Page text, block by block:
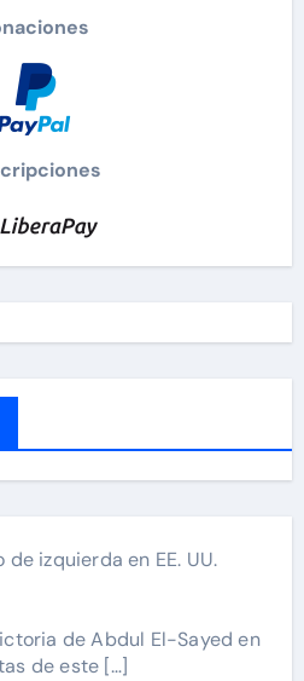
izquierda en EE. UU.
de Abdul El-Sayed en
de este […]